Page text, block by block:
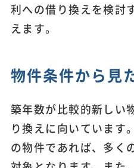
利への借り換えを検討
えます。
物件条件から見
築年数が比較的新しい
り換えに向いています
の物件であれば、多く